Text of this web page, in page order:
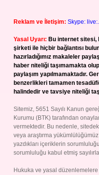
Reklam ve İletişim: Skype:
Yasal Uyarı: Bu internet sitesi,
şirketi ile hiçbir bağlantısı
hazırladığımız makaleler
haber niteliği taşımamakta
paylaşım yapılmamaktadır.
benzerlikleri tamamen
halindedir ve tavsiye niteliği
Sitemiz, 5651 Sayılı Kanun
Kurumu (BTK) tarafından
vermektedir. Bu nedenle,
veya araştırma
yazdıkları içeriklerin
sorumluluğu kabul etmiş
Hukuka ve yasal